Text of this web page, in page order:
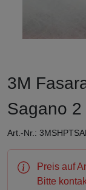
3M
Sagano 2
Art.-Nr.:
Preis auf
Bitte